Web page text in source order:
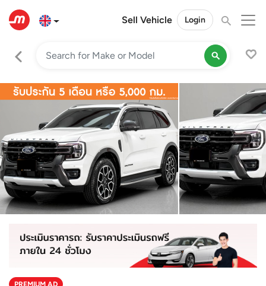
Sell Vehicle Login
PREMIUM AD